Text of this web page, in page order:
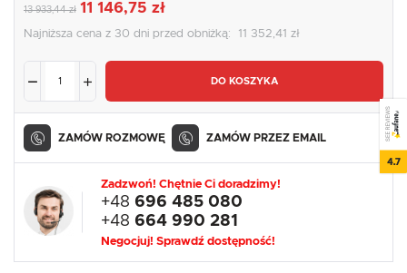
13 933,44 zł 11 146,75 zł
Najniższa cena z 30 dni przed obniżką: 11 352,41 zł
DO KOSZYKA
ZAMÓW ROZMOWĘ ZAMÓW PRZEZ EMAIL
Zadzwoń! Chętnie Ci doradzimy!
+48 696 485 080
+48 664 990 281
Negocjuj! Sprawdź dostępność!
SEE REVIEWS
4.7